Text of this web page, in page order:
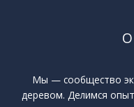
О
Мы — сообщество
деревом. Делимся